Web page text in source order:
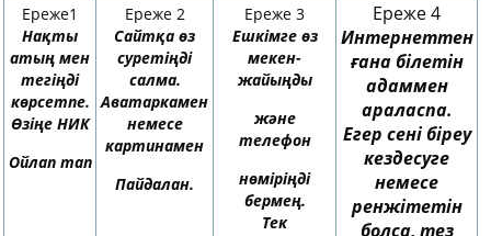
Ереже1
Нақты
атың мен
тегіңді
көрсетпе.
Өзіңе НИК
Ойлап тап
Ереже 2
Сайтқа өз
суретіңді
салма.
Аватаркамен
немесе
картинамен
Пайдалан.
Ереже 3
Ешкімге өз
мекен-
жайыңды
және
телефон
нөміріңді
бермең.
Тек
Ереже 4
Интернеттен
ғана білетін
адаммен
араласпа.
Егер сені біреу
кездесуге
немесе
ренжітетін
болса, тез